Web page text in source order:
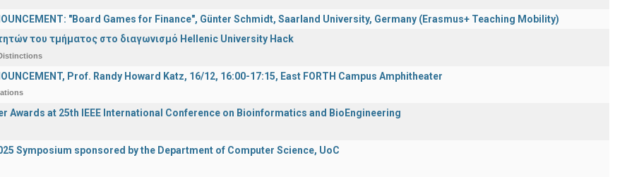
"Board Games for Finance", Günter Schmidt, Saarland University, Germany (Erasmus+ Teaching Mobility)
του τμήματος στο διαγωνισμό Hellenic University Hack
Prof. Randy Howard Katz, 16/12, 16:00-17:15, East FORTH Campus Amphitheater
Awards at 25th IEEE International Conference on Bioinformatics and BioEngineering
Symposium sponsored by the Department of Computer Science, UoC